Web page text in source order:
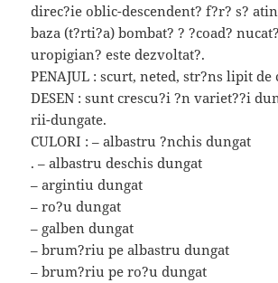
direc?ie oblic-descendent? f?r? s?
baza (t?rti?a) bombat? ? ?coad?
uropigian? este dezvoltat?.
PENAJUL : scurt, neted, str?ns lipit
DESEN : sunt crescu?i ?n variet??i
rii-dungate.
CULORI : – albastru ?nchis dungat
. – albastru deschis dungat
– argintiu dungat
– ro?u dungat
– galben dungat
– brum?riu pe albastru dungat
– brum?riu pe ro?u dungat